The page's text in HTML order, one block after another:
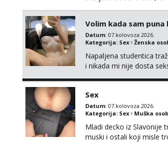
Volim kada sam
Datum: 07.kolovoza 2026.
Kategorija: Sex Ženska
Napaljena studentica
i nikada mi nije dosta
Sex
Datum: 07.kolovoza 2026.
Kategorija: Sex Muška
Mladi decko iz Slavonije
muski i ostali koji misle